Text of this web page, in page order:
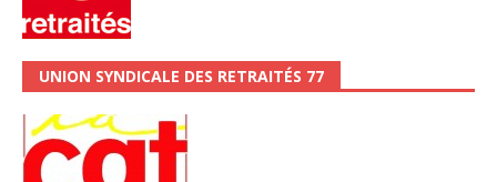
UNION SYNDICALE DES RETRAITÉS 77